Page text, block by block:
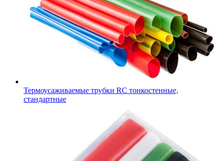
Термоусаживаемые трубки RC тонкостенные,
стандартные